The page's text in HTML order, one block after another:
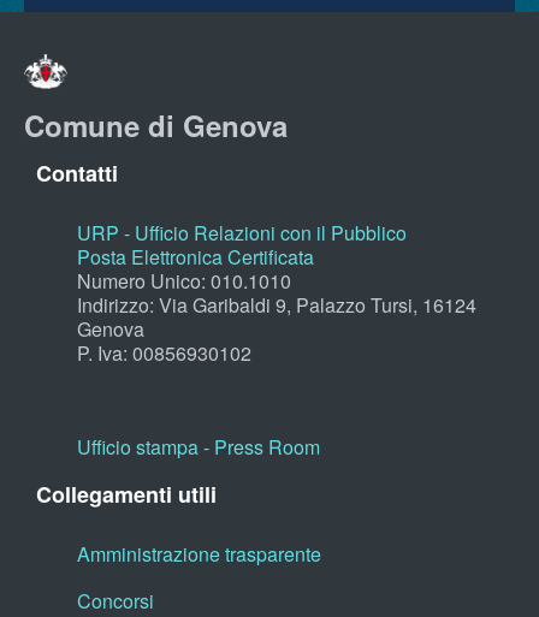
Comune di Genova
Contatti
URP - Ufficio Relazioni con il Pubblico
Posta Elettronica Certificata
Numero Unico: 010.1010
Indirizzo: Via Garibaldi 9, Palazzo Tursi, 16124
Genova
P. Iva: 00856930102
Ufficio stampa - Press Room
Collegamenti utili
Amministrazione trasparente
Concorsi